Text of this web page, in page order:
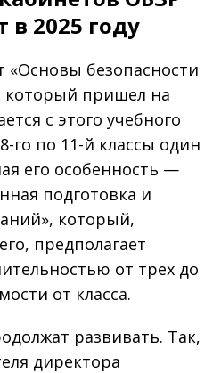
в 2025 году
безопасности
пришел на
с этого учебного
го по 11-й классы один
его особенность —
подготовка и
который,
предполагает
от трех до
от класса.
развивать. Так,
директора